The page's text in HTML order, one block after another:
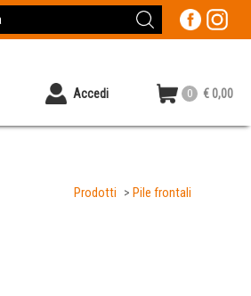
0 € 0,00
Accedi
Prodotti Pile frontali